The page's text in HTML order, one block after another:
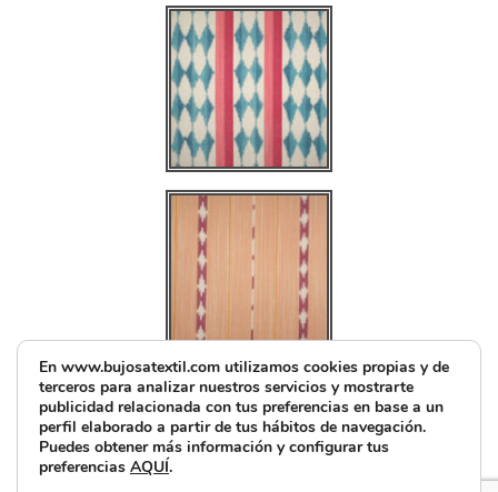
En www.bujosatextil.com utilizamos cookies propias y de
terceros para analizar nuestros servicios y mostrarte
publicidad relacionada con tus preferencias en base a un
perfil elaborado a partir de tus hábitos de navegación.
Puedes obtener más información y configurar tus
preferencias AQUÍ.